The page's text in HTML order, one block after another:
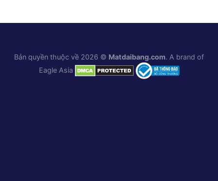
Bản quyền thuộc về 2026 © Matdaibang.com. A brand of
Eagle Asia